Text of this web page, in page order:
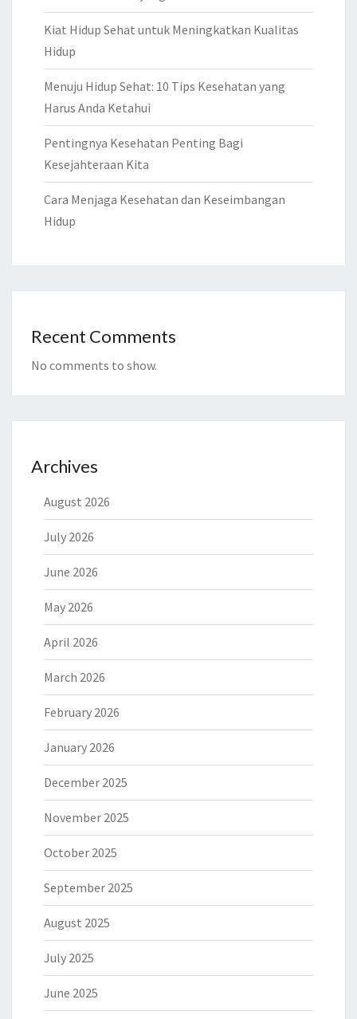
Kiat Hidup Sehat untuk Meningkatkan Kualitas
Hidup
Menuju Hidup Sehat: 10 Tips Kesehatan yang
Harus Anda Ketahui
Pentingnya Kesehatan Penting Bagi
Kesejahteraan Kita
Cara Menjaga Kesehatan dan Keseimbangan
Hidup
Recent Comments
No comments to show.
Archives
August 2026
July 2026
June 2026
May 2026
April 2026
March 2026
February 2026
January 2026
December 2025
November 2025
October 2025
September 2025
August 2025
July 2025
June 2025